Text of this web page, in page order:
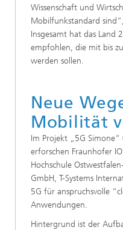
Wissenschaft und
Mobilfunkstandard
Insgesamt hat das Land
empfohlen, die mit bis
werden sollen.
Neue
Mobilität
Im Projekt „5G
erforschen Fraunhofer
Hochschule
GmbH, T-Systems
5G für anspruchsvolle
Anwendungen.
Hintergrund ist der